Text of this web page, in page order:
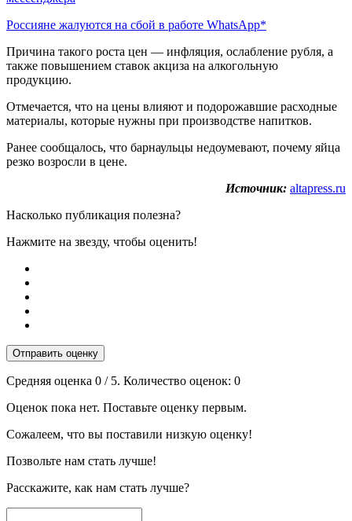
Россияне жалуются на сбой в работе WhatsApp*
Причина такого роста цен — инфляция, ослабление рубля, а
также повышением ставок акциза на алкогольную
продукцию.
Отмечается, что на цены влияют и подорожавшие расходные
материалы, которые нужны при производстве напитков.
Ранее сообщалось, что барнаульцы недоумевают, почему яйца
резко возросли в цене.
Источник: altapress.ru
Насколько публикация полезна?
Нажмите на звезду, чтобы оценить!
Отправить оценку
Средняя оценка 0 / 5. Количество оценок: 0
Оценок пока нет. Поставьте оценку первым.
Сожалеем, что вы поставили низкую оценку!
Позвольте нам стать лучше!
Расскажите, как нам стать лучше?